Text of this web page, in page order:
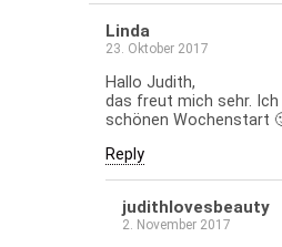
Linda
23. Oktober 2017
Hallo Judith,
das freut mich sehr.
schönen Wochenstart
Reply
judithlovesbeauty
2. November 2017